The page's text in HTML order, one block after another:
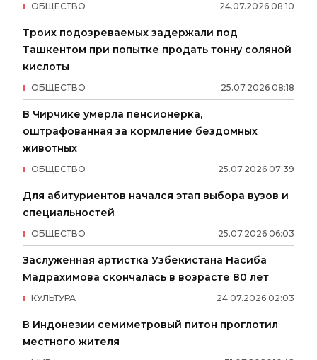
24.07.2026 08:10
ОБЩЕСТВО
Троих подозреваемых задержали под
Ташкентом при попытке продать тонну соляной
кислоты
25.07.2026 08:18
ОБЩЕСТВО
В Чирчике умерла пенсионерка,
оштрафованная за кормление бездомных
животных
25.07.2026 07:39
ОБЩЕСТВО
Для абитуриентов начался этап выбора вузов и
специальностей
25.07.2026 06:03
ОБЩЕСТВО
Заслуженная артистка Узбекистана Насиба
Мадрахимова скончалась в возрасте 80 лет
24.07.2026 02:03
КУЛЬТУРА
В Индонезии семиметровый питон проглотил
местного жителя